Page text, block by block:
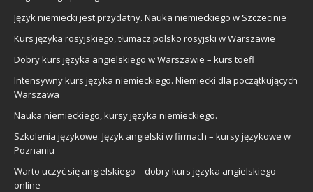
Język niemiecki jest przydatny. Nauka niemieckiego w Szczecinie
Kurs języka rosyjskiego, tłumacz polsko rosyjski w Warszawie
Dobry kurs języka angielskiego w Warszawie – kurs toefl
Intensywny kurs języka niemieckiego. Niemiecki dla początkujących
Warszawa
Nauka niemieckiego, kursy języka niemieckiego.
Szkolenia językowe. Język angielski w firmach – kursy językowe w
Poznaniu
Warto uczyć się angielskiego – dobry kurs języka angielskiego
online